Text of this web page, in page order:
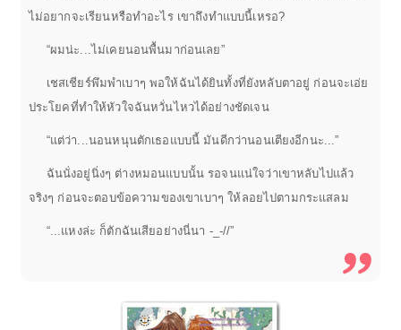
ไม่อยากจะเรียนหรือทำอะไร เขาถึงทำแบบนี้เหรอ?
“ผมน่ะ...ไม่เคยนอนพื้นมาก่อนเลย”
เชสเชียร์พึมพำเบาๆ พอให้ฉันได้ยินทั้งที่ยังหลับตาอยู่ ก่อนจะเอ่ย
ประโยคที่ทำให้หัวใจฉันหวั่นไหวได้อย่างชัดเจน
“แต่ว่า...นอนหนุนตักเธอแบบนี้ มันดีกว่านอนเตียงอีกนะ...”
ฉันนั่งอยู่นิ่งๆ ต่างหมอนแบบนั้น รอจนแน่ใจว่าเขาหลับไปแล้ว
จริงๆ ก่อนจะตอบข้อความของเขาเบาๆ ให้ลอยไปตามกระแสลม
“...แหงล่ะ ก็ตักฉันเสียอย่างนี่นา -_-//”